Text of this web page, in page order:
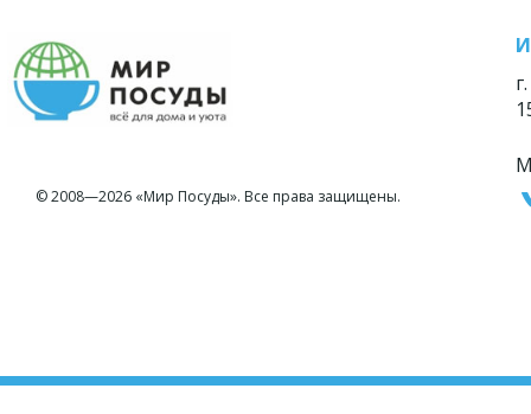
© 2008—2026 «Мир Посуды». Все права защищены.